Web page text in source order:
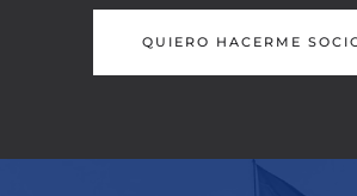
QUIERO HACERME